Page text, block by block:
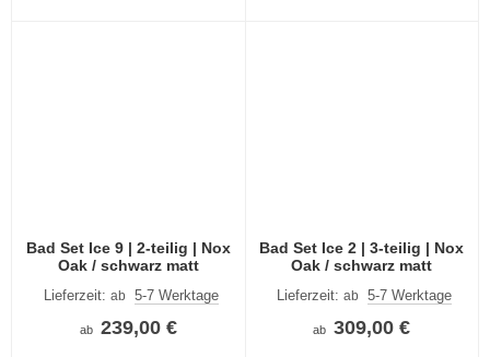
Bad Set Ice 9 | 2-teilig | Nox
Oak / schwarz matt
Lieferzeit: ab 5-7 Werktage
ab 239,00 €
Bad Set Ice 2 | 3-teilig | Nox
Oak / schwarz matt
Lieferzeit:ab 5-7 Werktage
ab 309,00 €